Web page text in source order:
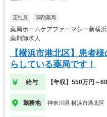
正社員 調剤薬局
薬局ホームケアファーマシー新横
薬剤師求人
【横浜市港北区】患者
らしている薬局です！
給与 【年収】550万円～
勤務地 神奈川県 横浜市港北区